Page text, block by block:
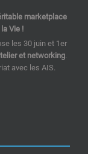
marketplace
Vie !
les 30 juin et 1er
et networking.
avec les AIS.